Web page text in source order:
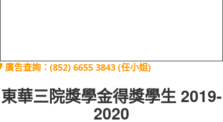
廣告查詢：(852) 6655 3843 (任小姐)
東華三院獎學金得獎學生 2019-
2020